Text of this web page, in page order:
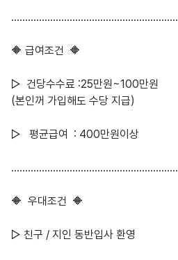
……………………………………………………
🔶 급여조건  🔶
▷  건당수수료 :25만원~100만원
(본인꺼 가입해도 수당 지급)
▷   평균급여  : 400만원이상
……………………………………………………
🔶  우대조건  🔶
▷ 친구 / 지인 동반입사 환영